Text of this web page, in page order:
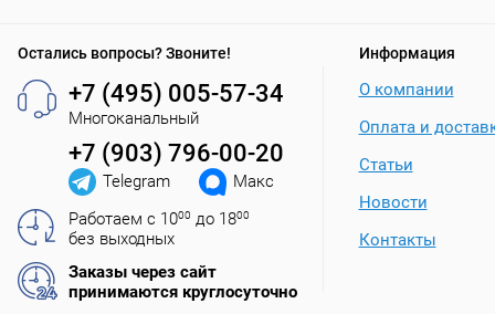
Остались вопросы? Звоните!
+7 (495) 005-57-34
Многоканальный
+7 (903) 796-00-20
Telegram
Макс
Работаем с 1000 до 1800
без выходных
Заказы через сайт
принимаются круглосуточно
Информация
О компании
Оплата и
Статьи
Новости
Контакты